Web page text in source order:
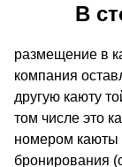
В
размещение в
компания
другую каюту
том числе это
номером каюты
бронирования